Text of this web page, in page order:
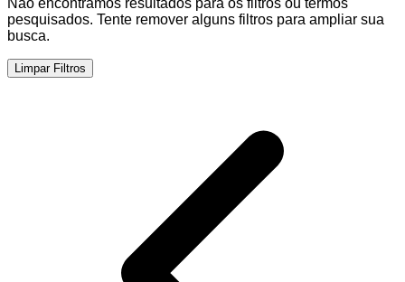
Não encontramos resultados para os filtros ou termos
pesquisados. Tente remover alguns filtros para ampliar sua
busca.
Limpar Filtros